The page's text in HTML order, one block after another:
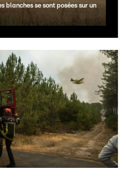
blanches se sont posées sur un